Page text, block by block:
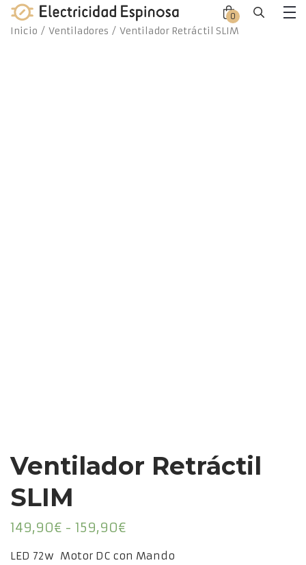
Skip
content
0
Inicio / Ventiladores / Ventilador Retráctil SLIM
Ventilador Retráctil
SLIM
149,90€ - 159,90€Rango
LED 72w Motor DC con Mando
Close
Close